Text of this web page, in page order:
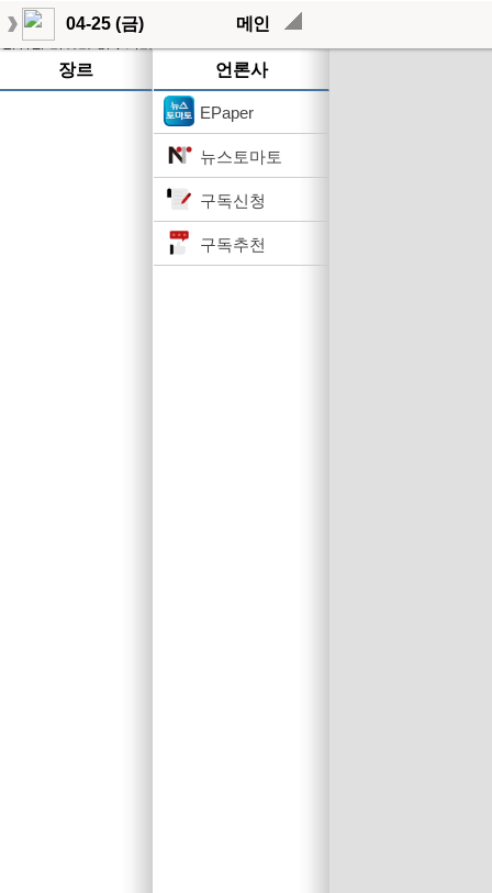
04-25 (금) 메인
장르 언론사
EPaper
뉴스토마토
구독신청
구독추천
작성된 기사가 없습니다.